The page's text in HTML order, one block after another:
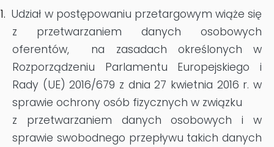
Udział w postępowaniu przetargowym wiąże się
z przetwarzaniem danych osobowych
oferentów, na zasadach określonych w
Rozporządzeniu Parlamentu Europejskiego i
Rady (UE) 2016/679 z dnia 27 kwietnia 2016 r. w
sprawie ochrony osób fizycznych w związku
z przetwarzaniem danych osobowych i w
sprawie swobodnego przepływu takich danych